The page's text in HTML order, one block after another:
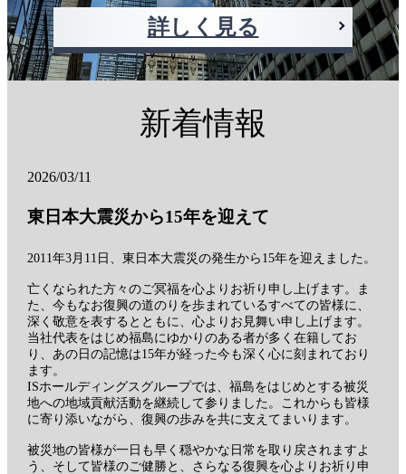
詳しく見る
新着情報
2026/03/11
東日本大震災から15年を迎えて
2011年3月11日、東日本大震災の発生から15年を迎えました。
亡くなられた方々のご冥福を心よりお祈り申し上げます。ま
た、今もなお復興の道のりを歩まれているすべての皆様に、
深く敬意を表するとともに、心よりお見舞い申し上げます。
当社代表をはじめ福島にゆかりのある者が多く在籍してお
り、あの日の記憶は15年が経った今も深く心に刻まれており
ます。
ISホールディングスグループでは、福島をはじめとする被災
地への地域貢献活動を継続して参りました。これからも皆様
に寄り添いながら、復興の歩みを共に支えてまいります。
被災地の皆様が一日も早く穏やかな日常を取り戻されますよ
う、そして皆様のご健勝と、さらなる復興を心よりお祈り申